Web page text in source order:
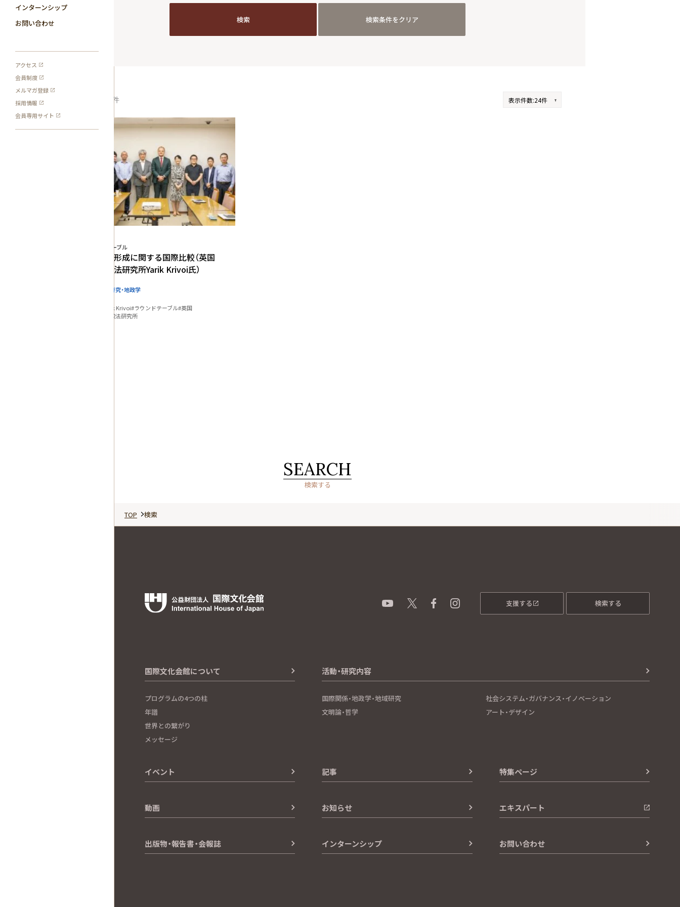
インターンシップ
お問い合わせ
アクセス
会員制度
メルマガ登録
採用情報
会員専用サイト
SEARCH
検索する
検索
検索条件をクリア
件
IHJラウンドテーブル
制裁政策の形成に関する国際比較（英国
国際法比較法研究所Yarik Krivoi氏）
国際関係・地域研究・地政学
#Yarik Krivoi#ラウンドテーブル#英国
#英国国際法比較法研究所
TOP 検索
支援する 検索する
国際文化会館について
プログラムの4つの柱
年譜
世界との繋がり
メッセージ
活動・研究内容
国際関係・地政学・地域研究
社会システム・ガバナンス・イノベーション
文明論・哲学
アート・デザイン
イベント 記事 特集ページ
動画 お知らせ エキスパート
出版物・報告書・会報誌 インターンシップ お問い合わせ